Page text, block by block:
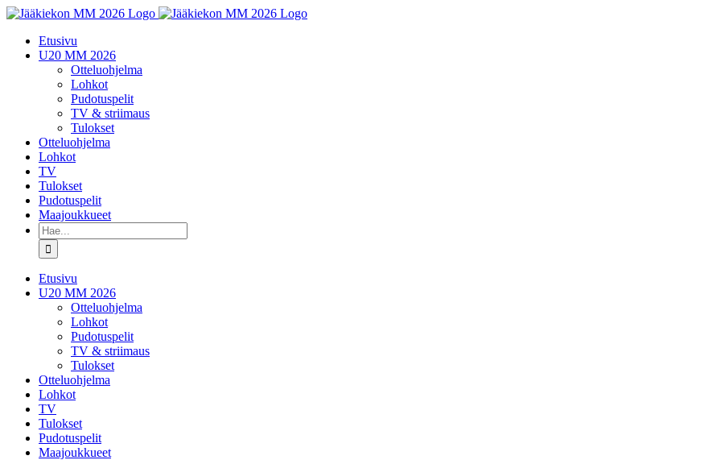
Skip
contentEtusivu
U20 MM 2026
Otteluohjelma
Lohkot
Pudotuspelit
TV & striimaus
Tulokset
Otteluohjelma
Lohkot
TV
Tulokset
Pudotuspelit
Maajoukkueet
Etsi
...
Etusivu
U20 MM 2026
Otteluohjelma
Lohkot
Pudotuspelit
TV & striimaus
Tulokset
Otteluohjelma
Lohkot
TV
Tulokset
Pudotuspelit
Maajoukkueet